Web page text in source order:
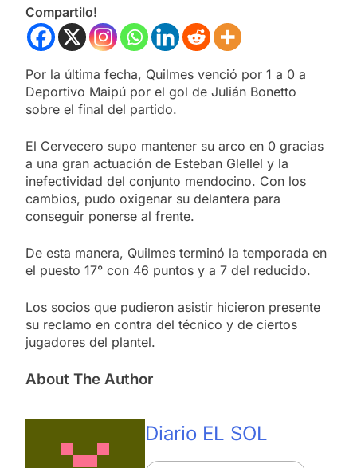
Compartilo!
Por la última fecha, Quilmes venció por 1 a 0 a
Deportivo Maipú por el gol de Julián Bonetto
sobre el final del partido.
El Cervecero supo mantener su arco en 0 gracias
a una gran actuación de Esteban Glellel y la
inefectividad del conjunto mendocino. Con los
cambios, pudo oxigenar su delantera para
conseguir ponerse al frente.
De esta manera, Quilmes terminó la temporada en
el puesto 17° con 46 puntos y a 7 del reducido.
Los socios que pudieron asistir hicieron presente
su reclamo en contra del técnico y de ciertos
jugadores del plantel.
About The Author
Diario EL SOL